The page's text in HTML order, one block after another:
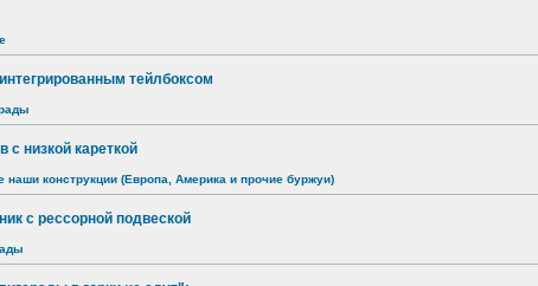
тейлбоксом
с низкой кареткой
наши конструкции (Европа, Америка и прочие буржуи)
с рессорной подвеской